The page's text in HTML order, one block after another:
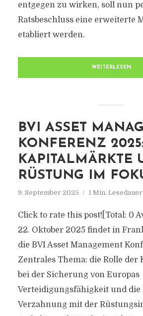
entgegen zu wirken, soll nun
Ratsbeschluss eine erweiterte
etabliert werden.
WEITERLESEN
BVI ASSET
KONFERENZ
KAPITALMÄRKTE
RÜSTUNG IM
9. September 2025 1 Min. Lesedauer
Click to rate this post![Total: 0
22. Oktober 2025 findet in
die BVI Asset Management
Zentrales Thema: die Rolle der
bei der Sicherung von Europas
Verteidigungsfähigkeit und die
Verzahnung mit der